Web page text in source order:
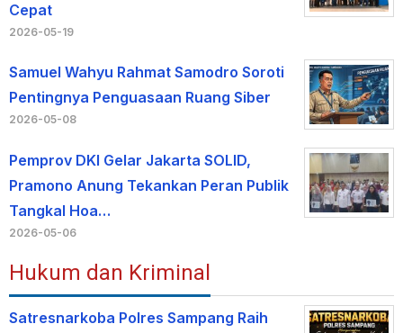
Cepat
2026-05-19
Samuel Wahyu Rahmat Samodro Soroti
Pentingnya Penguasaan Ruang Siber
2026-05-08
Pemprov DKI Gelar Jakarta SOLID,
Pramono Anung Tekankan Peran Publik
Tangkal Hoa…
2026-05-06
Hukum dan Kriminal
Satresnarkoba Polres Sampang Raih